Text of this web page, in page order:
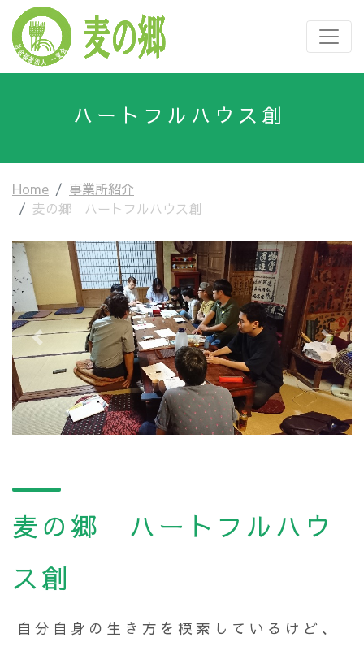
ハートフルハウス創
Home
事業所紹介
麦の郷 ハートフルハウス創
Previous Next
麦の郷 ハートフルハウ
ス創
自分自身の生き方を模索しているけど、